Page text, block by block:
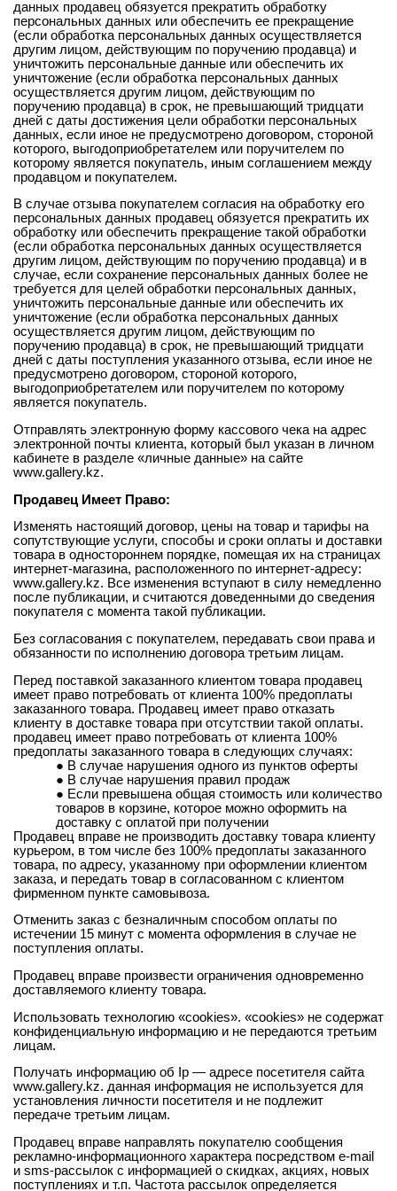
данных продавец обязуется прекратить обработку
персональных данных или обеспечить ее прекращение
(если обработка персональных данных осуществляется
другим лицом, действующим по поручению продавца) и
уничтожить персональные данные или обеспечить их
уничтожение (если обработка персональных данных
осуществляется другим лицом, действующим по
поручению продавца) в срок, не превышающий тридцати
дней с даты достижения цели обработки персональных
данных, если иное не предусмотрено договором, стороной
которого, выгодоприобретателем или поручителем по
которому является покупатель, иным соглашением между
продавцом и покупателем.
В случае отзыва покупателем согласия на обработку его
персональных данных продавец обязуется прекратить их
обработку или обеспечить прекращение такой обработки
(если обработка персональных данных осуществляется
другим лицом, действующим по поручению продавца) и в
случае, если сохранение персональных данных более не
требуется для целей обработки персональных данных,
уничтожить персональные данные или обеспечить их
уничтожение (если обработка персональных данных
осуществляется другим лицом, действующим по
поручению продавца) в срок, не превышающий тридцати
дней с даты поступления указанного отзыва, если иное не
предусмотрено договором, стороной которого,
выгодоприобретателем или поручителем по которому
является покупатель.
Отправлять электронную форму кассового чека на адрес
электронной почты клиента, который был указан в личном
кабинете в разделе «личные данные» на сайте
www.gallery.kz.
Продавец Имеет Право:
Изменять настоящий договор, цены на товар и тарифы на
сопутствующие услуги, способы и сроки оплаты и доставки
товара в одностороннем порядке, помещая их на страницах
интернет-магазина, расположенного по интернет-адресу:
www.gallery.kz. Все изменения вступают в силу немедленно
после публикации, и считаются доведенными до сведения
покупателя с момента такой публикации.
Без согласования с покупателем, передавать свои права и
обязанности по исполнению договора третьим лицам.
Перед поставкой заказанного клиентом товара продавец
имеет право потребовать от клиента 100% предоплаты
заказанного товара. Продавец имеет право отказать
клиенту в доставке товара при отсутствии такой оплаты.
продавец имеет право потребовать от клиента 100%
предоплаты заказанного товара в следующих случаях:
В случае нарушения одного из пунктов оферты
В случае нарушения правил продаж
Если превышена общая стоимость или количество
товаров в корзине, которое можно оформить на
доставку с оплатой при получении
Продавец вправе не производить доставку товара клиенту
курьером, в том числе без 100% предоплаты заказанного
товара, по адресу, указанному при оформлении клиентом
заказа, и передать товар в согласованном с клиентом
фирменном пункте самовывоза.
Отменить заказ с безналичным способом оплаты по
истечении 15 минут с момента оформления в случае не
поступления оплаты.
Продавец вправе произвести ограничения одновременно
доставляемого клиенту товара.
Использовать технологию «cookies». «cookies» не содержат
конфиденциальную информацию и не передаются третьим
лицам.
Получать информацию об Ip — адресе посетителя сайта
www.gallery.kz. данная информация не используется для
установления личности посетителя и не подлежит
передаче третьим лицам.
Продавец вправе направлять покупателю сообщения
рекламно-информационного характера посредством e-mail
и sms-рассылок с информацией о скидках, акциях, новых
поступлениях и т.п. Частота рассылок определяется